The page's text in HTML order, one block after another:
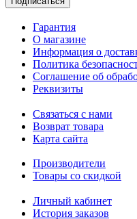
Гарантия
О магазине
Информация о
Политика
Соглашение об
Реквизиты
Связаться с нами
Возврат товара
Карта сайта
Производители
Товары со скидкой
Личный кабинет
История заказов